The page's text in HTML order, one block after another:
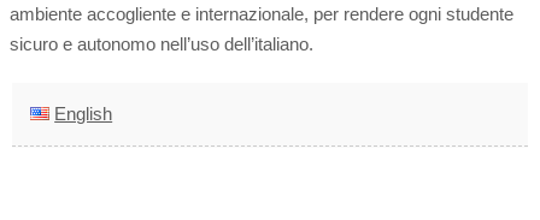
ambiente accogliente e internazionale, per rendere ogni studente
sicuro e autonomo nell’uso dell’italiano.
English